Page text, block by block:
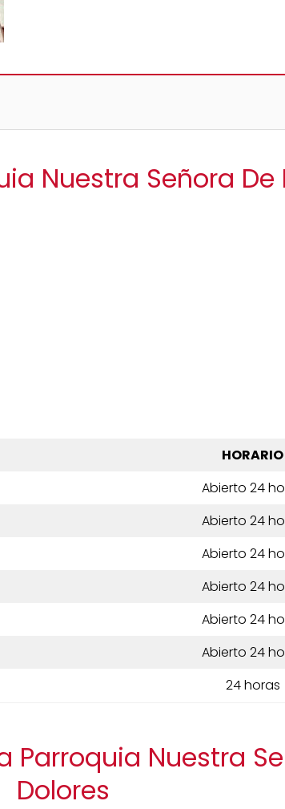
Nuestra Señora De
HORARIO
Abierto 24
Abierto 24
Abierto 24
Abierto 24
Abierto 24
Abierto 24
24 horas
Nuestra
Dolores